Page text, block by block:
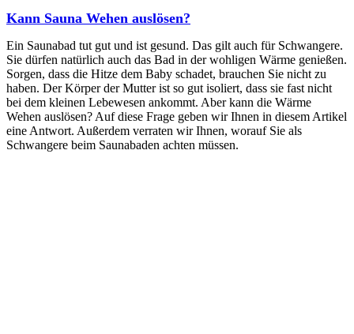
Kann Sauna Wehen auslösen?
Ein Saunabad tut gut und ist gesund. Das gilt auch für Schwangere.
Sie dürfen natürlich auch das Bad in der wohligen Wärme genießen.
Sorgen, dass die Hitze dem Baby schadet, brauchen Sie nicht zu
haben. Der Körper der Mutter ist so gut isoliert, dass sie fast nicht
bei dem kleinen Lebewesen ankommt. Aber kann die Wärme
Wehen auslösen? Auf diese Frage geben wir Ihnen in diesem Artikel
eine Antwort. Außerdem verraten wir Ihnen, worauf Sie als
Schwangere beim Saunabaden achten müssen.